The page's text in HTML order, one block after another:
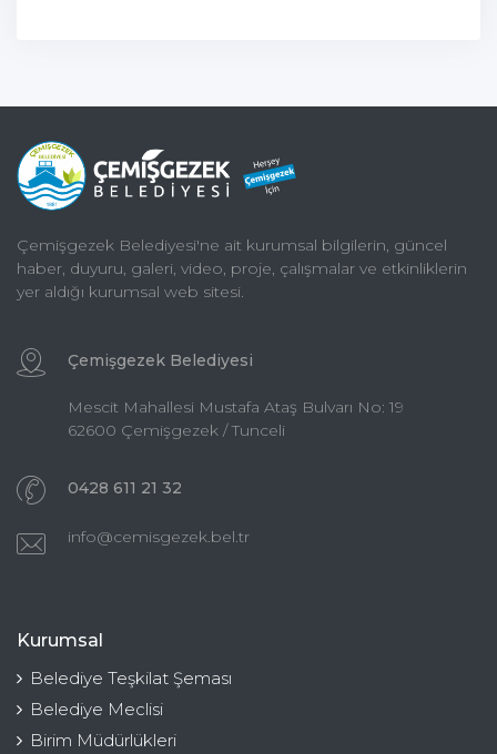
Çemişgezek Belediyesi'ne ait kurumsal bilgilerin, güncel
haber, duyuru, galeri, video, proje, çalışmalar ve etkinliklerin
yer aldığı kurumsal web sitesi.
Çemişgezek Belediyesi
Mescit Mahallesi Mustafa Ataş Bulvarı No: 19
62600 Çemişgezek / Tunceli
0428 611 21 32
info@cemisgezek.bel.tr
Kurumsal
Belediye Teşkilat Şeması
Belediye Meclisi
Birim Müdürlükleri